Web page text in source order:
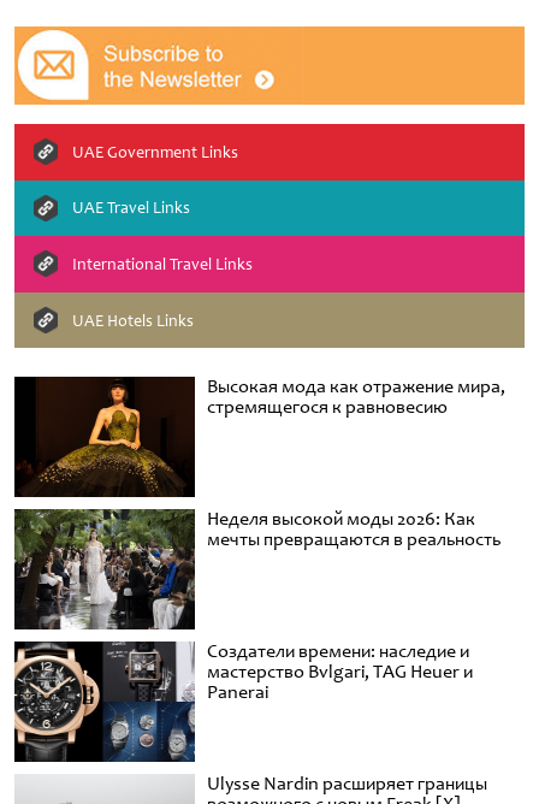
Высокая мода как отражение мира,
стремящегося к равновесию
Неделя высокой моды 2026: Как
мечты превращаются в реальность
Создатели времени: наследие и
мастерство Bvlgari, TAG Heuer и
Panerai
Ulysse Nardin расширяет границы
UAE Government Links
UAE Travel Links
International Travel Links
UAE Hotels Links